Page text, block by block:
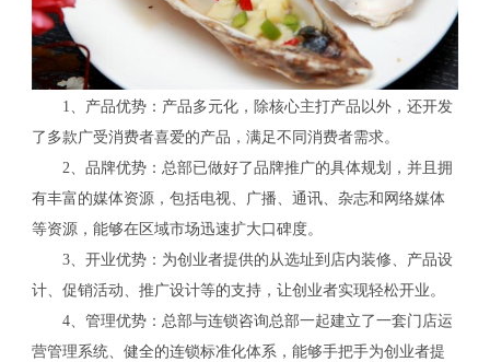
1、产品优势：产品多元化，除核心主打产品以外，还开发
了多款广受消费者喜爱的产品，满足不同消费者需求。
2、品牌优势：总部已做好了品牌推广的具体规划，并且拥
有丰富的媒体资源，包括电视、广播、通讯、杂志和网络媒体
等资源，能够在区域市场迅速扩大口碑度。
3、开业优势：为创业者提供的从选址到店内装修、产品设
计、促销活动、推广设计等的支持，让创业者实现轻松开业。
4、管理优势：总部与连锁咨询总部一起建立了一套门店运
营管理系统、健全的连锁标准化体系，能够手把手为创业者提